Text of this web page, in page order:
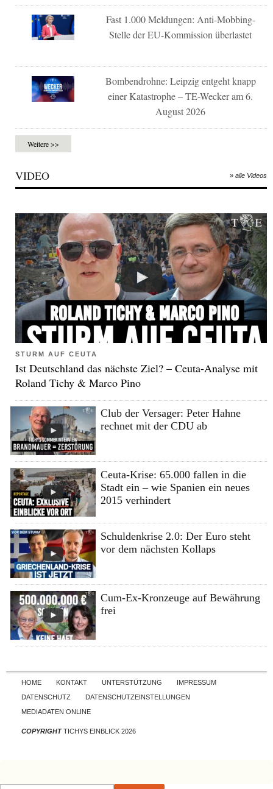
Fast 1.000 Meldungen: Anti-Mobbing-
Stelle der EU-Kommission überlastet
Bombendrohne: Leipzig entgeht knapp
einer Katastrophe – TE-Wecker am 6.
August 2026
Weitere >>
VIDEO » alle Videos
STURM AUF CEUTA
Ist Deutschland das nächste Ziel? – Ceuta-Analyse mit
Roland Tichy & Marco Pino
Club der Versager: Peter Hahne
rechnet mit der CDU ab
Ceuta-Krise: 65.000 fallen in die
Stadt ein – wie Spanien ein neues
2015 verhindert
Schuldenkrise 2.0: Der Euro steht
vor dem nächsten Kollaps
Cum-Ex-Kronzeuge auf Bewährung
frei
Skip to content
HOME KONTAKT UNTERSTÜTZUNG
IMPRESSUM
DATENSCHUTZ
DATENSCHUTZEINSTELLUNGEN
MEDIADATEN ONLINE
COPYRIGHTTICHYS EINBLICK 2026